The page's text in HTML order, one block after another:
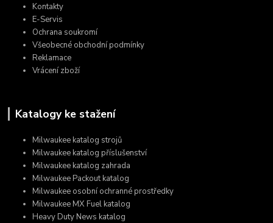
Kontakty
E-Servis
Ochrana soukromí
Všeobecné obchodní podmínky
Reklamace
Vrácení zboží
Katalogy ke stažení
Milwaukee katalog strojů
Milwaukee katalog příslušenství
Milwaukee katalog zahrada
Milwaukee Packout katalog
Milwaukee osobní ochranné prostředky
Milwaukee MX Fuel katalog
Heavy Duty News katalog